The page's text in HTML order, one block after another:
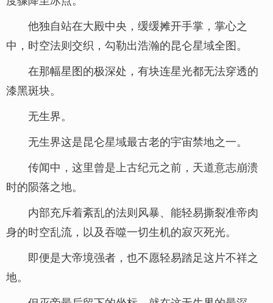
他独自站在大殿中央，缓缓摊开手掌，掌心之
中，时空法则交织，勾勒出浩瀚的昆仑星域全图。
在那幅星图的极深处，有块连星光都无法穿透的
漆黑斑块。
无生界。
无生界这是昆仑星域最古老的宇宙禁地之一。
传闻中，这里曾是上古纪元之前，天道意志崩溃
时的陨落之地。
内部充斥着紊乱的法则风暴、能轻易撕裂准帝肉
身的时空乱流，以及吞噬一切生机的寂灭死光。
即便是大帝境强者，也不愿轻易踏足这片不祥之
地。